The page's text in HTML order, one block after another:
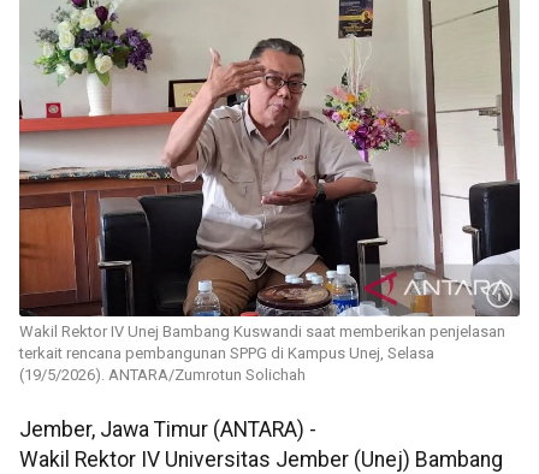
Wakil Rektor IV Unej Bambang Kuswandi saat memberikan penjelasan
terkait rencana pembangunan SPPG di Kampus Unej, Selasa
(19/5/2026). ANTARA/Zumrotun Solichah
Jember, Jawa Timur (ANTARA) -
Wakil Rektor IV Universitas Jember (Unej) Bambang